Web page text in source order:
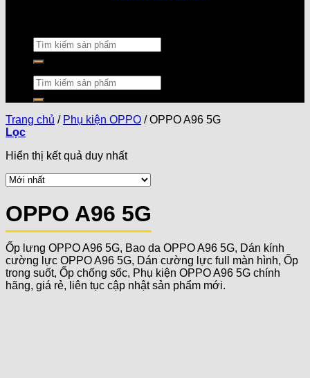
Trang chủ / Phụ kiện OPPO /OPPO A96 5G
Lọc
Hiển thị kết quả duy nhất
OPPO A96 5G
Ốp lưng OPPO A96 5G, Bao da OPPO A96 5G, Dán kính
cường lực OPPO A96 5G, Dán cường lực full màn hình, Ốp
trong suốt, Ốp chống sốc, Phụ kiện OPPO A96 5G chính
hãng, giá rẻ, liên tục cập nhật sản phẩm mới.